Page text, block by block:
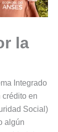
la
Integrado
crédito en
Social)
algún